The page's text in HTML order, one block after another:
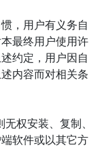
，用户有义务自
最终用户使用许
约定，用户因自
内容而对相关条
权安装、复制、
软件或以其它方